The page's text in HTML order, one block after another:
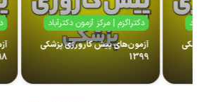
آزمون دکترآباد
کارورزی پزشکی
دکتراگزم | مرکز آزمون دکترآباد
آزمون‌های پیش کارورزی پزشکی